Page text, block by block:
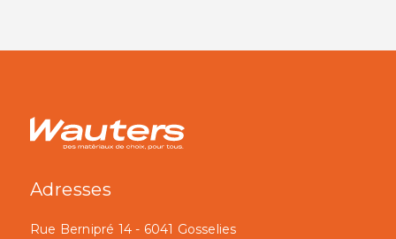
Adresses
Rue Bernipré 14 - 6041 Gosselies